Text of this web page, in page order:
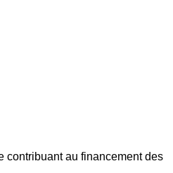
contribuant au financement des